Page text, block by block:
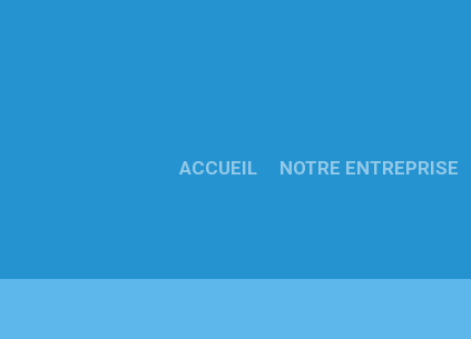
ACCUEIL NOTRE ENTREPRISE